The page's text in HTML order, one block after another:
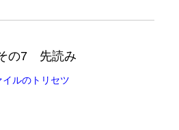
の7 先読み
イルのトリセツ